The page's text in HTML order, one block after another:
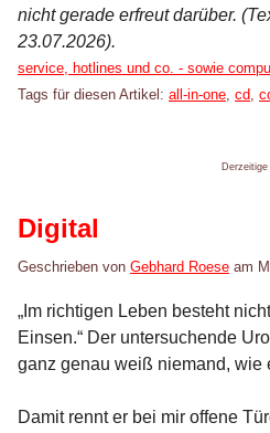
nicht gerade erfreut darüber.
23.07.2026).
Kategorien:
service, hotlines und co. - sowie
Tags für diesen Artikel: all-in-one, cd,
Digital
Geschrieben von Gebhard Roese am
„Im richtigen Leben besteht
Einsen.“ Der untersuchende
ganz genau weiß niemand, wie
Damit rennt er bei mir offene